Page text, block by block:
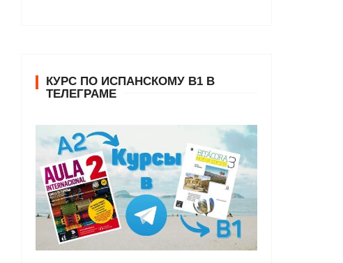
КУРС ПО ИСПАНСКОМУ В1 В
ТЕЛЕГРАМЕ